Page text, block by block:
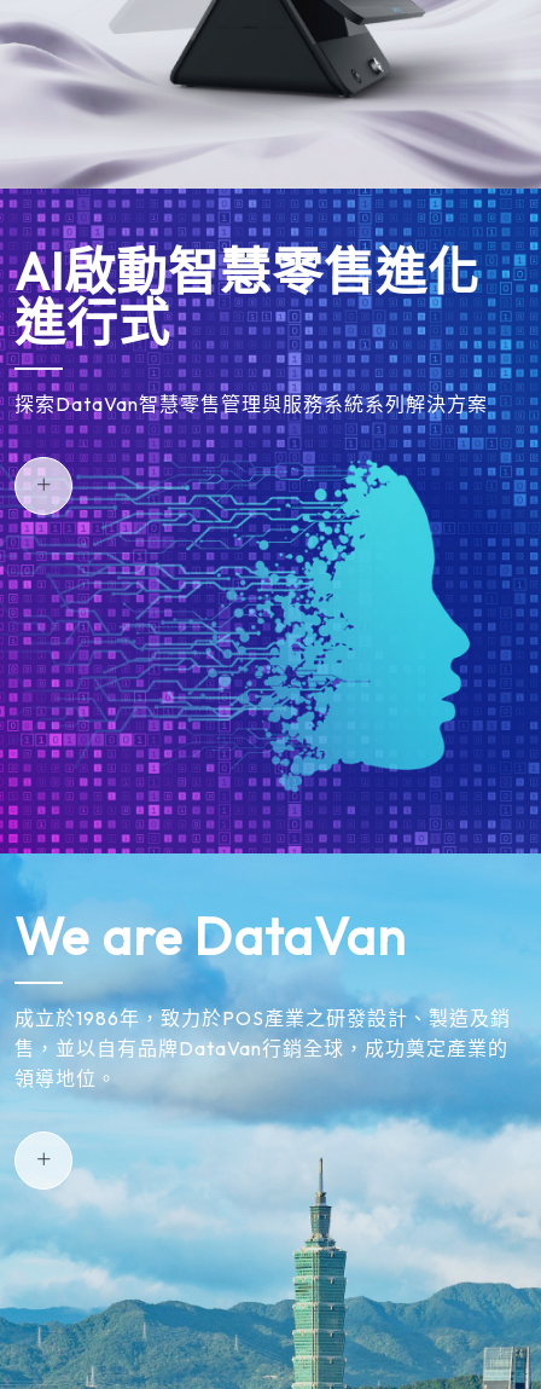
AI啟動智慧零售進化
進行式
探索DataVan智慧零售管理與服務系統系列解決方案
We are DataVan
成立於1986年，致力於POS產業之研發設計、製造及銷
售，並以自有品牌DataVan行銷全球，成功奠定產業的
領導地位。